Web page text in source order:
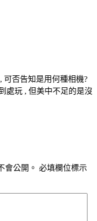
可否告知是用何種相機?
處玩 , 但美中不足的是沒
會公開。 必填欄位標示